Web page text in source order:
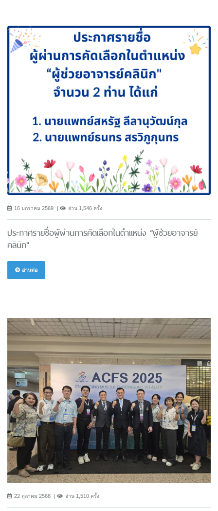
16 มกราคม 2569 อ่าน 1,546 ครั้ง
ประกาศรายชื่อผู้ผ่านการคัดเลือกในตำแหน่ง “ผู้ช่วยอาจารย์
คลินิก"
อ่านต่อ
22 ตุลาคม 2568 อ่าน 1,510 ครั้ง